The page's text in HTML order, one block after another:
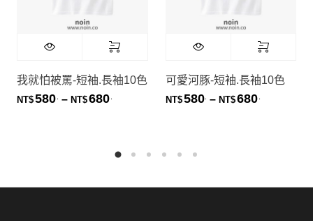
我就怕被罵-短袖.長袖10色
NT$580 – NT$680價格範圍：NT$580. 到 NT$680.
可愛河豚-短袖.長袖10色
NT$580 – NT$680